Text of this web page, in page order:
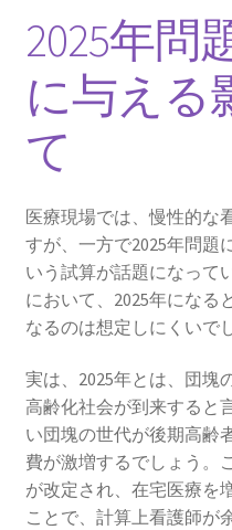
ッ
プ
求められている2025年問
潜在看護師の復職支援に
2025年問
に与える
て
医療現場では、慢性的な
すが、一方で2025年問題
いう試算が話題になって
において、2025年になる
なるのは想定しにくいで
実は、2025年とは、団塊
高齢化社会が到来すると
い団塊の世代が後期高齢
費が激増するでしょう。
が改定され、在宅医療を
ことで、計算上看護師が